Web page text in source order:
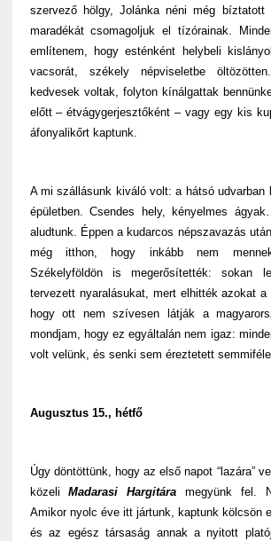
szervező hölgy, Jolánka néni még
maradékát csomagoljuk el tízórainak.
említenem, hogy esténként helybeli
vacsorát, székely népviseletbe
kedvesek voltak, folyton kínálgattak
előtt – étvágygerjesztőként – vagy egy kis
áfonyalikőrt kaptunk.
A mi szállásunk kiváló volt: a hátsó udvarban
épületben. Csendes hely, kényelmes
aludtunk. Éppen a kudarcos népszavazás
még itthon, hogy inkább nem
Székelyföldön is megerősítették: sokan
tervezett nyaralásukat, mert elhitték azokat a
hogy ott nem szívesen látják a
mondjam, hogy ez egyáltalán nem igaz:
volt velünk, és senki sem éreztetett
Augusztus 15., hétfő
Úgy döntöttünk, hogy az első napot “lazára”
közeliMadarasi Hargitára megyünk fel.
Amikor nyolc éve itt jártunk, kaptunk kölcsön
és az egész társaság annak a nyitott